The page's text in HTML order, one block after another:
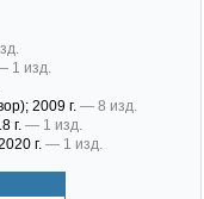
1 изд.
; 2009 г. — 8 изд.
г. — 1 изд.
г. — 1 изд.